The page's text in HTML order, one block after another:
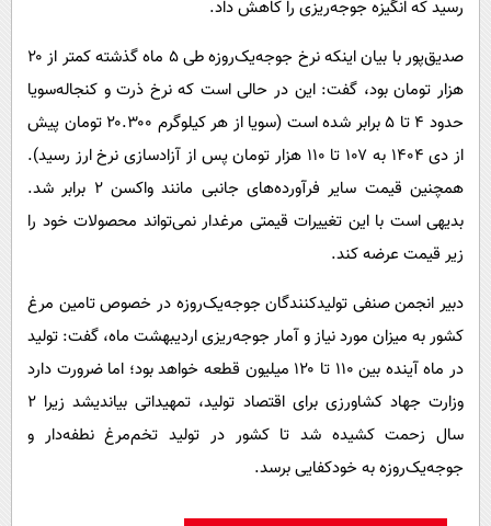
رسید که انگیزه جوجه‌ریزی را کاهش داد.
صدیق‌پور با بیان اینکه نرخ جوجه‌یک‌روزه طی ۵ ماه گذشته کمتر از ۲۰
هزار تومان بود، گفت: این در حالی است که نرخ ذرت و کنجاله‌سویا
حدود ۴ تا ۵ برابر شده است (سویا از هر کیلوگرم ۲۰.۳۰۰ تومان پیش
از دی ۱۴۰۴ به ۱۰۷ تا ۱۱۰ هزار تومان پس از آزادسازی نرخ ارز رسید).
همچنین قیمت سایر فرآورده‌های جانبی مانند واکسن ۲ برابر شد.
بدیهی است با این تغییرات قیمتی مرغدار نمی‌تواند محصولات خود را
زیر قیمت عرضه کند.
دبیر انجمن صنفی تولیدکنندگان جوجه‌یک‌روزه در خصوص تامین مرغ
کشور به میزان مورد نیاز و آمار جوجه‌ریزی اردیبهشت ماه، گفت: تولید
در ماه آینده بین ۱۱۰ تا ۱۲۰ میلیون قطعه خواهد بود؛ اما ضرورت دارد
وزارت جهاد کشاورزی برای اقتصاد تولید، تمهیداتی بیاندیشد زیرا ۲
سال زحمت کشیده شد تا کشور در تولید تخم‌مرغ نطفه‌دار و
جوجه‌یک‌روزه به خودکفایی برسد.